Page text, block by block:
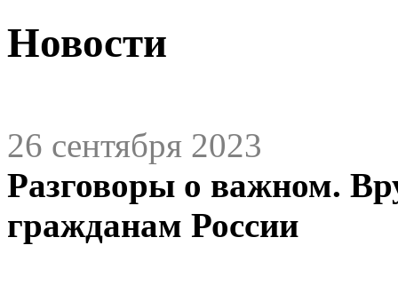
Новости
26 сентября 2023
Разговоры о важном.
гражданам России